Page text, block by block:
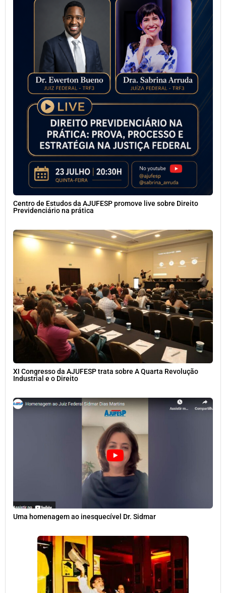
Centro de Estudos da AJUFESP promove live sobre Direito
Previdenciário na prática
XI Congresso da AJUFESP trata sobre A Quarta Revolução
Industrial e o Direito
Uma homenagem ao inesquecível Dr. Sidmar